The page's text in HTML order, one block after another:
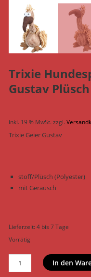
Trixie
Gustav
inkl. 19 % MwSt.zzgl.
Trixie Geier Gustav
stoff/Plüsch (Polyester)
mit Geräusch
Lieferzeit:4 bis 7 Tage
Vorrätig
Trixie
Hundespielzeug
In den